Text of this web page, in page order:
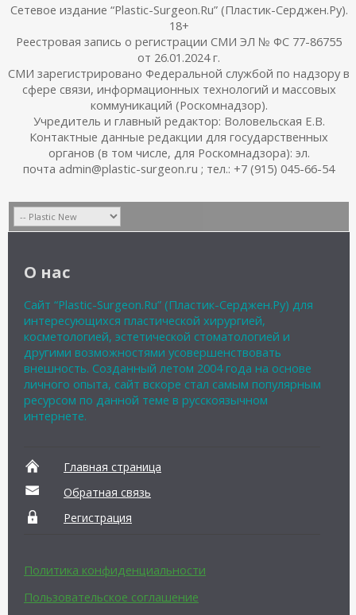
Сетевое издание “Plastic-Surgeon.Ru” (Пластик-Серджен.Ру).
18+
Реестровая запись о регистрации СМИ ЭЛ № ФС 77-86755
от 26.01.2024 г.
СМИ зарегистрировано Федеральной службой по надзору в
сфере связи, информационных технологий и массовых
коммуникаций (Роскомнадзор).
Учредитель и главный редактор: Воловельская Е.В.
Контактные данные редакции для государственных
органов (в том числе, для Роскомнадзора): эл.
почта admin@plastic-surgeon.ru ; тел.: +7 (915) 045-66-54
О нас
Сайт “Plastic-Surgeon.Ru” (Пластик-Серджен.Ру) для
интересующихся пластической хирургией,
косметологией, эстетической стоматологией и
другими возможностями усовершенствовать
внешность. Созданный летом 2004 года на основе
личного опыта, сайт вскоре стал самым популярным
ресурсом по данной теме в русскоязычном
интернете.
Главная страница
Обратная связь
Регистрация
Политика конфиденциальности
Пользовательское соглашение